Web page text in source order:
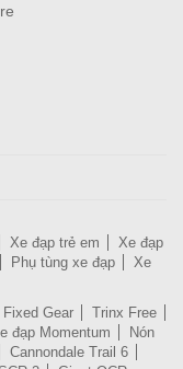
Xe đạp trẻ em
Xe đạp
Phụ tùng xe đạp
Xe
Fixed Gear
Trinx Free
đạp Momentum
Nón
Cannondale Trail 6